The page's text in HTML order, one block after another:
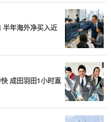
半年海外净买入近
成田羽田1小时直